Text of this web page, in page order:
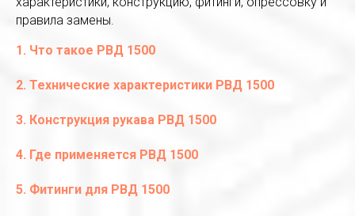
правила замены.
1. Что такое РВД 1500
2. Технические характеристики РВД 1500
3. Конструкция рукава РВД 1500
4. Где применяется РВД 1500
5. Фитинги для РВД 1500